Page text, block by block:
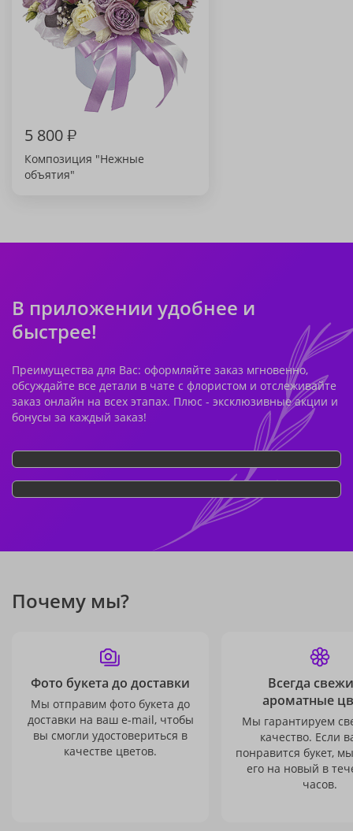
5 800₽
Композиция "Нежные
объятия"
В приложении удобнее и
быстрее!
Преимущества для Вас: оформляйте заказ мгновенно,
обсуждайте все детали в чате с флористом и отслеживайте
заказ онлайн на всех этапах. Плюс - эксклюзивные акции и
бонусы за каждый заказ!
Почему мы?
Фото букета до доставки
Мы отправим фото букета до
доставки на ваш e-mail, чтобы
вы смогли удостовериться в
качестве цветов.
Всегда
ароматные
Мы гарантируем
качество. Если
понравится букет,
его на новый в
часов.